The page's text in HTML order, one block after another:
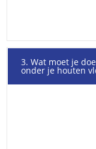
3. Wat moet je
onder je houten